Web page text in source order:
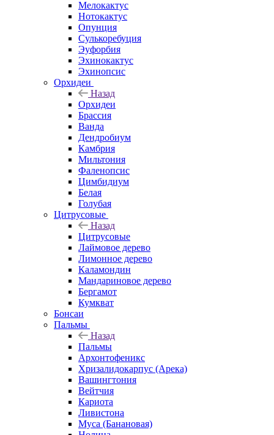
Мелокактус
Нотокактус
Опунция
Сулькоребуция
Эуфорбия
Эхинокактус
Эхинопсис
Орхидеи
Назад
Орхидеи
Брассия
Ванда
Дендробиум
Камбрия
Мильтония
Фаленопсис
Цимбидиум
Белая
Голубая
Цитрусовые
Назад
Цитрусовые
Лаймовое дерево
Лимонное дерево
Каламондин
Мандариновое дерево
Бергамот
Кумкват
Бонсаи
Пальмы
Назад
Пальмы
Архонтофеникс
Хризалидокарпус (Арека)
Вашингтония
Вейтчия
Кариота
Ливистона
Муса (Банановая)